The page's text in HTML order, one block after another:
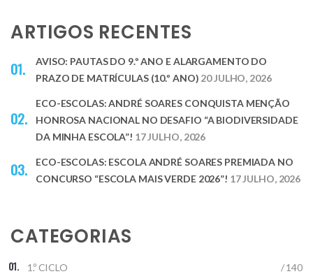
ARTIGOS RECENTES
AVISO: PAUTAS DO 9.º ANO E ALARGAMENTO DO
PRAZO DE MATRÍCULAS (10.º ANO) 20 JULHO, 2026
ECO-ESCOLAS: ANDRÉ SOARES CONQUISTA MENÇÃO
HONROSA NACIONAL NO DESAFIO “A BIODIVERSIDADE
DA MINHA ESCOLA”! 17 JULHO, 2026
ECO-ESCOLAS: ESCOLA ANDRÉ SOARES PREMIADA NO
CONCURSO “ESCOLA MAIS VERDE 2026”! 17 JULHO, 2026
CATEGORIAS
1.º CICLO / 140